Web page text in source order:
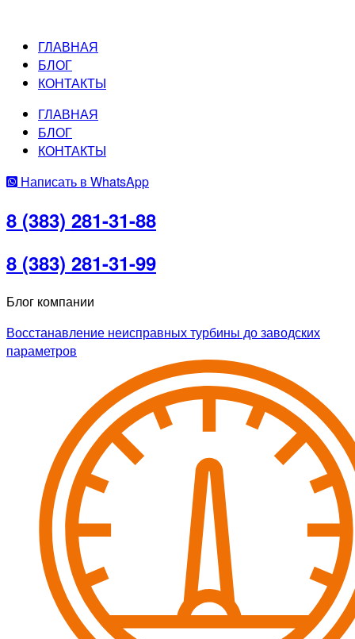
ГЛАВНАЯ
БЛОГ
КОНТАКТЫ
ГЛАВНАЯ
БЛОГ
КОНТАКТЫ
Написать в WhatsApp
8 (383) 281-31-88
8 (383) 281-31-99
Блог компании
Восстанавление неисправных турбины до заводских
параметров